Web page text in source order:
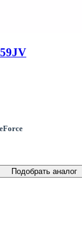
Подобрать аналог